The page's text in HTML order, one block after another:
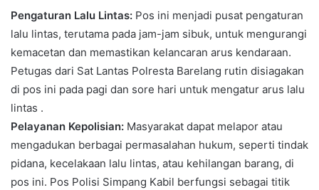
Pengaturan Lalu Lintas: Pos ini menjadi pusat pengaturan
lalu lintas, terutama pada jam-jam sibuk, untuk mengurangi
kemacetan dan memastikan kelancaran arus kendaraan.
Petugas dari Sat Lantas Polresta Barelang rutin disiagakan
di pos ini pada pagi dan sore hari untuk mengatur arus lalu
lintas .
Pelayanan Kepolisian: Masyarakat dapat melapor atau
mengadukan berbagai permasalahan hukum, seperti tindak
pidana, kecelakaan lalu lintas, atau kehilangan barang, di
pos ini. Pos Polisi Simpang Kabil berfungsi sebagai titik